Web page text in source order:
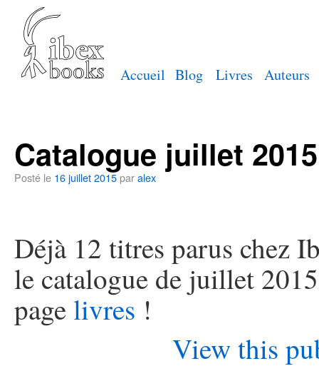
Accueil Blog Livres Auteurs
Catalogue juillet 2015
Posté le 16 juillet 2015paralex
Déjà 12 titres parus chez
le catalogue de juillet
pagelivres !
View this